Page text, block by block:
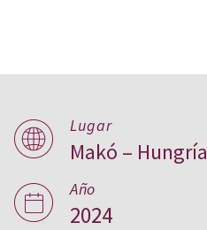
Hungría
Lugar
Makó – Hungría
Año
2024